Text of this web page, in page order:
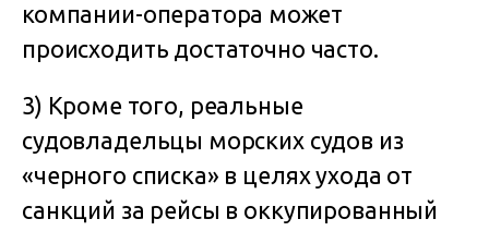
компании-оператора может
происходить достаточно часто.
3) Кроме того, реальные
судовладельцы морских судов из
«черного списка» в целях ухода от
санкций за рейсы в оккупированный